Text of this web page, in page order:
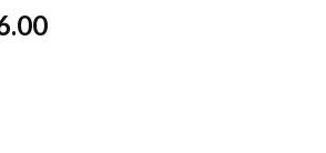
Preisspanne: